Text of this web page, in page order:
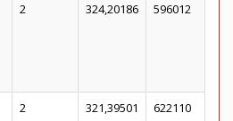
2 324,20186 596012
2 321,39501 622110